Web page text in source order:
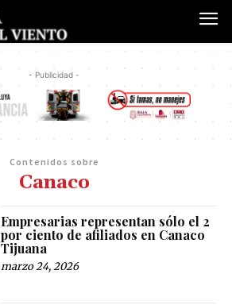
- Publicidad -
Contenidos sobre
Canaco
Empresarias representan sólo el 2
por ciento de afiliados en Canaco
Tijuana
marzo 24, 2026